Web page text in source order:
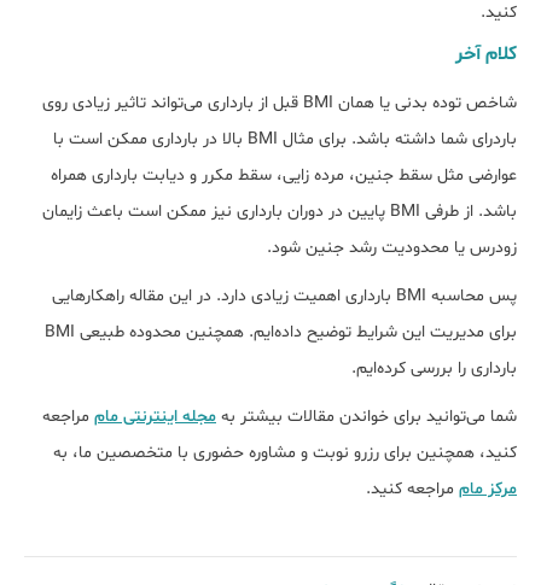
کنید.
کلام آخر
شاخص توده بدنی یا همان BMI قبل از بارداری می‌تواند تاثیر زیادی روی
باردرای شما داشته باشد. برای مثال BMI بالا در بارداری ممکن است با
عوارضی مثل سقط جنین، مرده زایی، سقط مکرر و دیابت بارداری همراه
باشد. از طرفی BMI پایین در دوران بارداری نیز ممکن است باعث زایمان
زودرس یا محدودیت رشد جنین شود.
پس محاسبه BMI بارداری اهمیت زیادی دارد. در این مقاله راهکارهایی
برای مدیریت این شرایط توضیح داده‌ایم. همچنین محدوده طبیعی BMI
بارداری را بررسی کرده‌ایم.
شما می‌توانید برای خواندن مقالات بیشتر به مجله اینترنتی مام مراجعه
کنید، همچنین برای رزرو نوبت و مشاوره حضوری با متخصصین ما، به
مرکز مام مراجعه کنید.